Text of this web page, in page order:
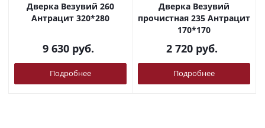
Дверка Везувий 260
Антрацит 320*280
9 630 руб.
Подробнее
Дверка Везувий
прочистная 235 Антрацит
170*170
2 720 руб.
Подробнее